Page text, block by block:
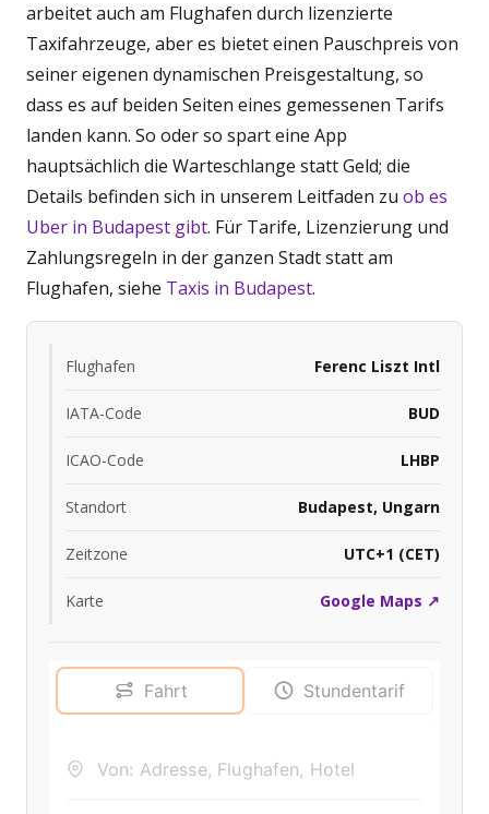
arbeitet auch am Flughafen durch lizenzierte
Taxifahrzeuge, aber es bietet einen Pauschpreis von
seiner eigenen dynamischen Preisgestaltung, so
dass es auf beiden Seiten eines gemessenen Tarifs
landen kann. So oder so spart eine App
hauptsächlich die Warteschlange statt Geld; die
Details befinden sich in unserem Leitfaden zu ob es
Uber in Budapest gibt. Für Tarife, Lizenzierung und
Zahlungsregeln in der ganzen Stadt statt am
Flughafen, siehe Taxis in Budapest.
Flughafen Ferenc Liszt Intl
IATA-Code BUD
ICAO-Code LHBP
Standort Budapest, Ungarn
Zeitzone UTC+1 (CET)
Karte Google Maps ↗